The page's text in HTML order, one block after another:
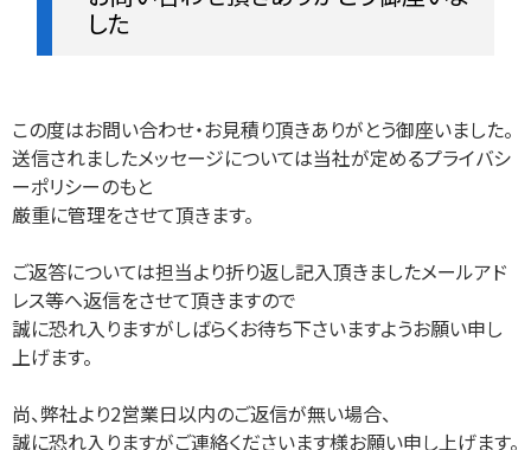
した
この度はお問い合わせ・お見積り頂きありがとう御座いました。
送信されましたメッセージについては当社が定めるプライバシ
ーポリシーのもと
厳重に管理をさせて頂きます。
ご返答については担当より折り返し記入頂きましたメールアド
レス等へ返信をさせて頂きますので
誠に恐れ入りますがしばらくお待ち下さいますようお願い申し
上げます。
尚、弊社より2営業日以内のご返信が無い場合、
誠に恐れ入りますがご連絡くださいます様お願い申し上げます。